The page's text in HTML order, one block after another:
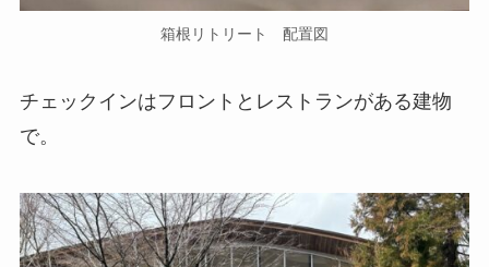
箱根リトリート 配置図
で。